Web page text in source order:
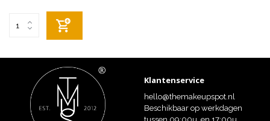
Klantenservice
hello@themakeupspot.nl
Beschikbaar op werkdagen
tussen 09:00u. en 17:00u.